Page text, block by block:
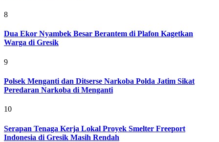
8
Dua Ekor Nyambek Besar Berantem di Plafon Kagetkan
Warga di Gresik
9
Polsek Menganti dan Ditserse Narkoba Polda Jatim Sikat
Peredaran Narkoba di Menganti
10
Serapan Tenaga Kerja Lokal Proyek Smelter Freeport
Indonesia di Gresik Masih Rendah